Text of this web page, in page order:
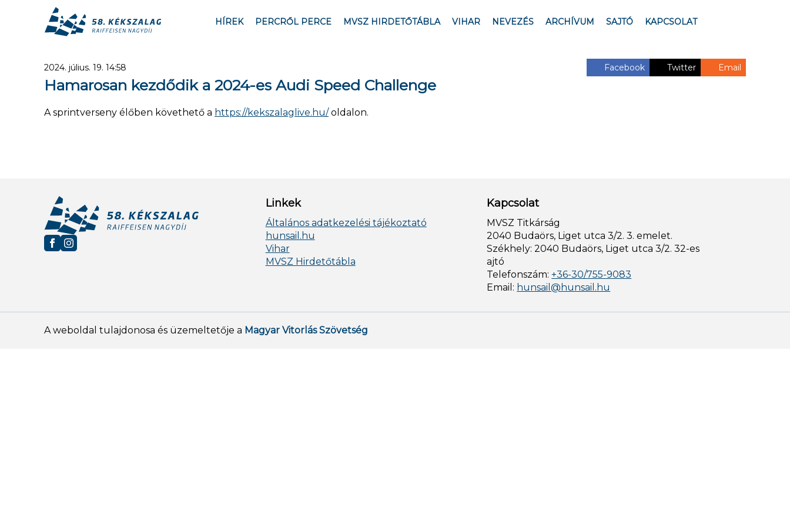
HÍREK PERCRŐL PERCE MVSZ HIRDETŐTÁBLA VIHAR NEVEZÉS ARCHÍVUM SAJTÓ KAPCSOLAT
2024. július. 19. 14:58 Facebook Twitter Email
Hamarosan kezdődik a 2024-es Audi Speed Challenge
A sprintverseny élőben követhető a https://kekszalaglive.hu/oldalon.
Linkek
Általános adatkezelési tájékoztató
hunsail.hu
Vihar
MVSZ Hirdetőtábla
Kapcsolat
MVSZ Titkárság
2040 Budaörs, Liget utca 3/2. 3. emelet.
Székhely: 2040 Budaörs, Liget utca 3/2. 32-es
ajtó
Telefonszám:+36-30/755-9083
Email: hunsail@hunsail.hu
A weboldal tulajdonosa és üzemeltetője a Magyar Vitorlás Szövetség